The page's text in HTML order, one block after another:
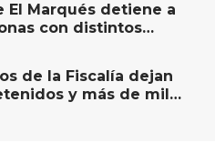
El Marqués detiene a
con distintos
de la Fiscalía dejan
y más de mil
en Querétaro